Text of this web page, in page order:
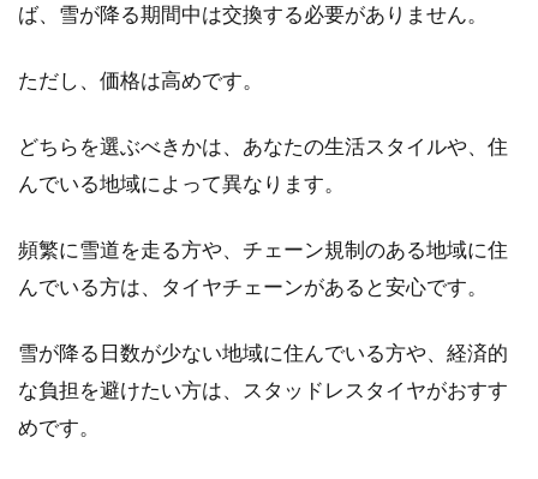
ば、雪が降る期間中は交換する必要がありません。
ただし、価格は高めです。
どちらを選ぶべきかは、あなたの生活スタイルや、住
んでいる地域によって異なります。
頻繁に雪道を走る方や、チェーン規制のある地域に住
んでいる方は、タイヤチェーンがあると安心です。
雪が降る日数が少ない地域に住んでいる方や、経済的
な負担を避けたい方は、スタッドレスタイヤがおすす
めです。